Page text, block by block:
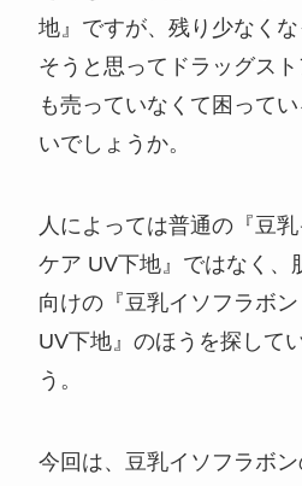
地』ですが、残り少なく
そうと思ってドラッグス
も売っていなくて困って
いでしょうか。
人によっては普通の『豆
ケア UV下地』ではなく、
向けの『豆乳イソフラボ
UV下地』のほうを探して
う。
今回は、豆乳イソフラボ